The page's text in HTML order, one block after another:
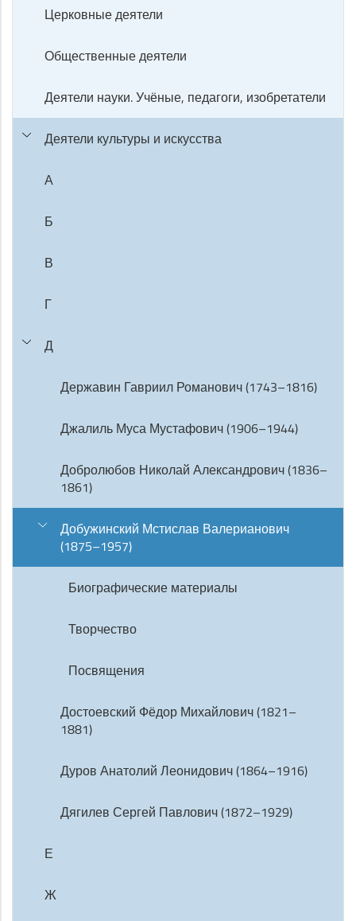
Церковные деятели
Общественные деятели
Деятели науки. Учёные, педагоги, изобретатели
Деятели культуры и искусства
А
Б
В
Г
Д
Державин Гавриил Романович (1743–1816)
Джалиль Муса Мустафович (1906–1944)
Добролюбов Николай Александрович (1836–
1861)
Добужинский Мстислав Валерианович
(1875–1957)
Биографические материалы
Творчество
Посвящения
Достоевский Фёдор Михайлович (1821–
1881)
Дуров Анатолий Леонидович (1864–1916)
Дягилев Сергей Павлович (1872–1929)
Е
Ж